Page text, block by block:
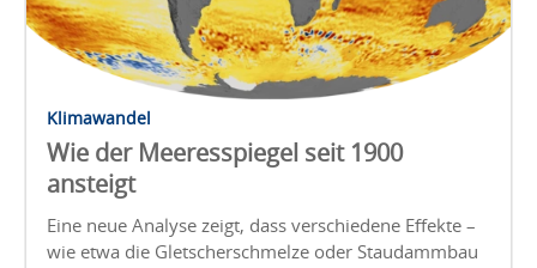
Klimawandel
Wie der Meeresspiegel seit 1900
ansteigt
Eine neue Analyse zeigt, dass verschiedene Effekte –
wie etwa die Gletscherschmelze oder Staudammbau